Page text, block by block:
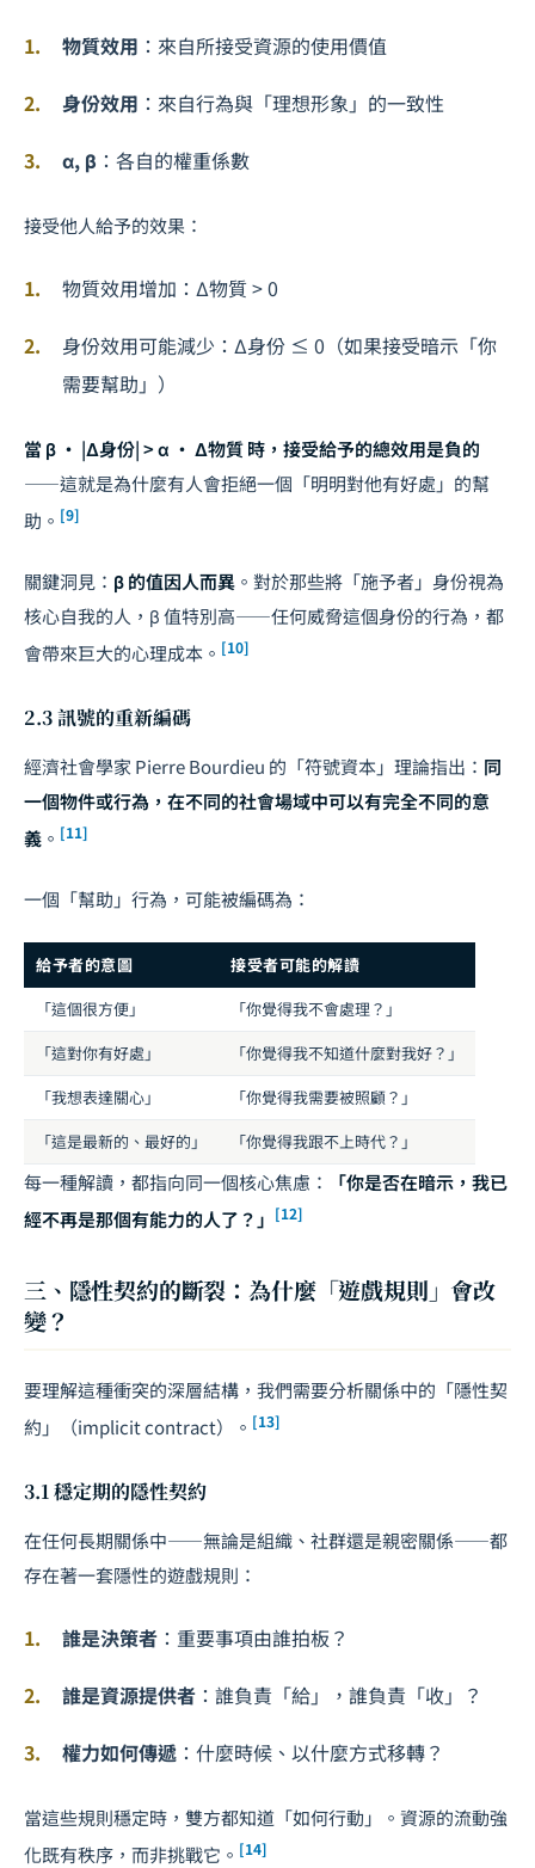
物質效用 ：來自所接受資源的使用價值
身份效用 ：來自行為與「理想形象」的一致性
α, β ：各自的權重係數
接受他人給予的效果：
物質效用增加：Δ物質 > 0
身份效用可能減少：Δ身份 ≤ 0（如果接受暗示「你
需要幫助」）
當 β · |Δ身份| > α · Δ物質 時，接受給予的總效用是負的
——這就是為什麼有人會拒絕一個「明明對他有好處」的幫
助。 [9]
關鍵洞見： β 的值因人而異 。對於那些將「施予者」身份視為
核心自我的人，β 值特別高——任何威脅這個身份的行為，都
會帶來巨大的心理成本。 [10]
2.3 訊號的重新編碼
經濟社會學家 Pierre Bourdieu 的「符號資本」理論指出： 同
一個物件或行為，在不同的社會場域中可以有完全不同的意
義 。 [11]
一個「幫助」行為，可能被編碼為：
給予者的意圖
接受者可能的解讀
「這個很方便」
「你覺得我不會處理？」
「這對你有好處」
「你覺得我不知道什麼對我好？」
「我想表達關心」
「你覺得我需要被照顧？」
「這是最新的、最好的」
「你覺得我跟不上時代？」
每一種解讀，都指向同一個核心焦慮：
「你是否在暗示，我已
經不再是那個有能力的人了？」 [12]
三、隱性契約的斷裂：為什麼「遊戲規則」會改
變？
要理解這種衝突的深層結構，我們需要分析關係中的「隱性契
約」（implicit contract）。 [13]
3.1 穩定期的隱性契約
在任何長期關係中——無論是組織、社群還是親密關係——都
存在著一套隱性的遊戲規則：
誰是決策者 ：重要事項由誰拍板？
誰是資源提供者 ：誰負責「給」，誰負責「收」？
權力如何傳遞 ：什麼時候、以什麼方式移轉？
當這些規則穩定時，雙方都知道「如何行動」。資源的流動強
化既有秩序，而非挑戰它。 [14]